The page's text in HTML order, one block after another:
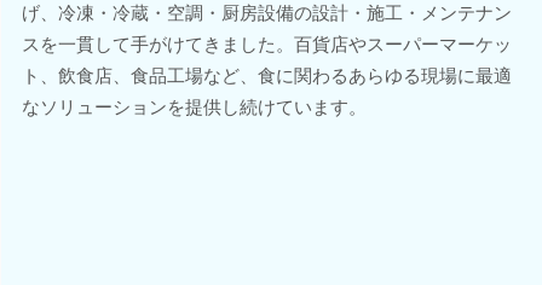
げ、冷凍・冷蔵・空調・厨房設備の設計・施工・メンテナン
スを一貫して手がけてきました。百貨店やスーパーマーケッ
ト、飲食店、食品工場など、食に関わるあらゆる現場に最適
なソリューションを提供し続けています。